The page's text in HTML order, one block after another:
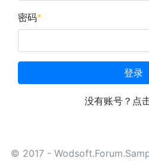
密码*
登录
没有账号？点
© 2017 -